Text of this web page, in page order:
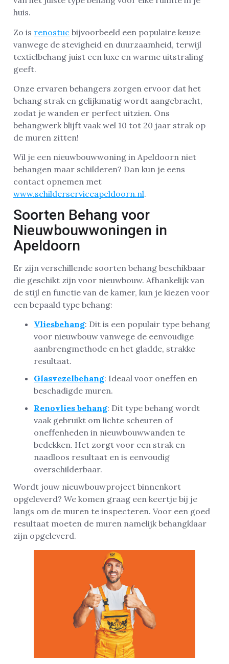
huis.
Zo is renostuc bijvoorbeeld een populaire keuze
vanwege de stevigheid en duurzaamheid, terwijl
textielbehang juist een luxe en warme uitstraling
geeft.
Onze ervaren behangers zorgen ervoor dat het
behang strak en gelijkmatig wordt aangebracht,
zodat je wanden er perfect uitzien. Ons
behangwerk blijft vaak wel 10 tot 20 jaar strak op
de muren zitten!
Wil je een nieuwbouwwoning in Apeldoorn niet
behangen maar schilderen? Dan kun je eens
contact opnemen met
www.schilderserviceapeldoorn.nl.
Soorten Behang voor
Nieuwbouwwoningen in
Apeldoorn
Er zijn verschillende soorten behang beschikbaar
die geschikt zijn voor nieuwbouw. Afhankelijk van
de stijl en functie van de kamer, kun je kiezen voor
een bepaald type behang:
Vliesbehang: Dit is een populair type behang
voor nieuwbouw vanwege de eenvoudige
aanbrengmethode en het gladde, strakke
resultaat.
Glasvezelbehang: Ideaal voor oneffen en
beschadigde muren.
Renovlies behang: Dit type behang wordt
vaak gebruikt om lichte scheuren of
oneffenheden in nieuwbouwwanden te
bedekken. Het zorgt voor een strak en
naadloos resultaat en is eenvoudig
overschilderbaar.
Wordt jouw nieuwbouwproject binnenkort
opgeleverd? We komen graag een keertje bij je
langs om de muren te inspecteren. Voor een goed
resultaat moeten de muren namelijk behangklaar
zijn opgeleverd.